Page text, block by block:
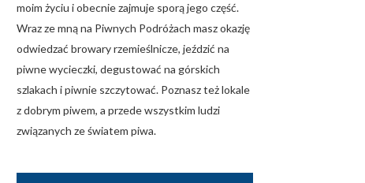
moim życiu i obecnie zajmuje sporą jego część.
Wraz ze mną na Piwnych Podróżach masz okazję
odwiedzać browary rzemieślnicze, jeździć na
piwne wycieczki, degustować na górskich
szlakach i piwnie szczytować. Poznasz też lokale
z dobrym piwem, a przede wszystkim ludzi
związanych ze światem piwa.